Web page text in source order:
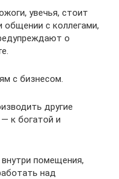
увечья, стоит
общении с коллегами,
о
с бизнесом.
другие
к богатой и
помещения,
над